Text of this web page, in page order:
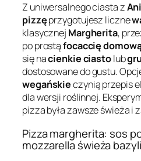
Z uniwersalnego ciasta z
pizzęprzygotujesz liczne
klasycznej Margherita,
po prostąfocaccię
się nacienkie ciastolub
dostosowane do gustu.
wegańskieczynią przepis
dla wersji roślinnej.
pizza była zawsze świeża i
Pizza margherita: sos
mozzarella świeża